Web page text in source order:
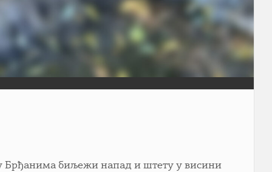
Брђанима биљежи напад и штету у висини